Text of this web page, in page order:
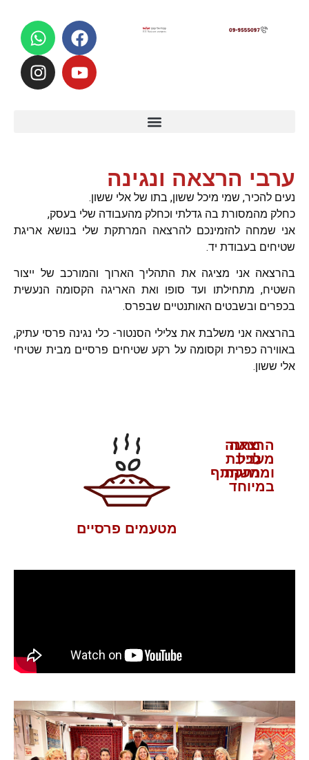
ערבי הרצאה ונגינה
נעים להכיר, שמי מיכל ששון, בתו של אלי ששון.
כחלק מהמסורת בה גדלתי וכחלק מהעבודה שלי בעסק,
אני שמחה להזמינכם להרצאה המרתקת שלי בנושא אריגת
שטיחים בעבודת יד.
בהרצאה אני מציגה את התהליך הארוך והמורכב של ייצור
השטיח, מתחילתו ועד סופו ואת האריגה הקסומה הנעשית
בכפרים ובשבטים האותנטיים שבפרס.
בהרצאה אני משלבת את צלילי הסנטור- כלי נגינה פרסי עתיק,
באווירה כפרית וקסומה על רקע שטיחים פרסיים מבית שטיחי
אלי ששון.
הרצאה
מעניינת
ומרתקת
במיוחד
מתנה
לכל
משתתף
מטעמים פרסיים